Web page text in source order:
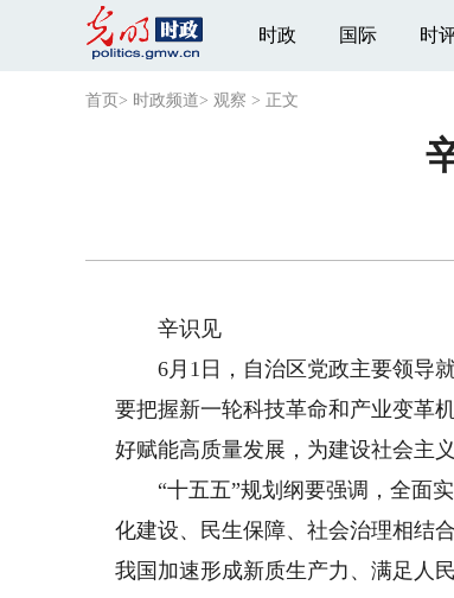
时政 国际 时
首页 > 时政频道> 观察 > 正文
辛识见
6月1日，自治区党政主要领导就
要把握新一轮科技革命和产业变革
好赋能高质量发展，为建设社会主
“十五五”规划纲要强调，全面实
化建设、民生保障、社会治理相结
我国加速形成新质生产力、满足人